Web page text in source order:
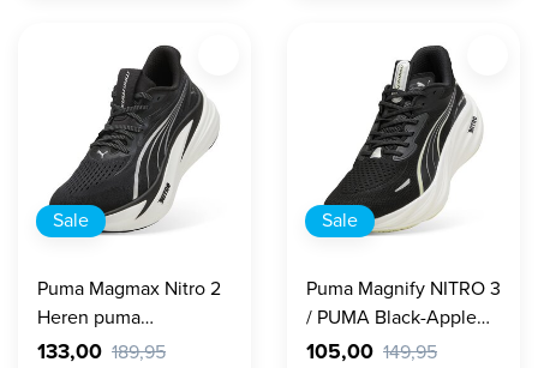
Sale
Puma Magmax Nitro 2
Heren puma
black/puma white
133,00 189,95
Sale
Puma Magnify NITRO 3
/ PUMA Black-Apple
Spritz Heren
105,00 149,95